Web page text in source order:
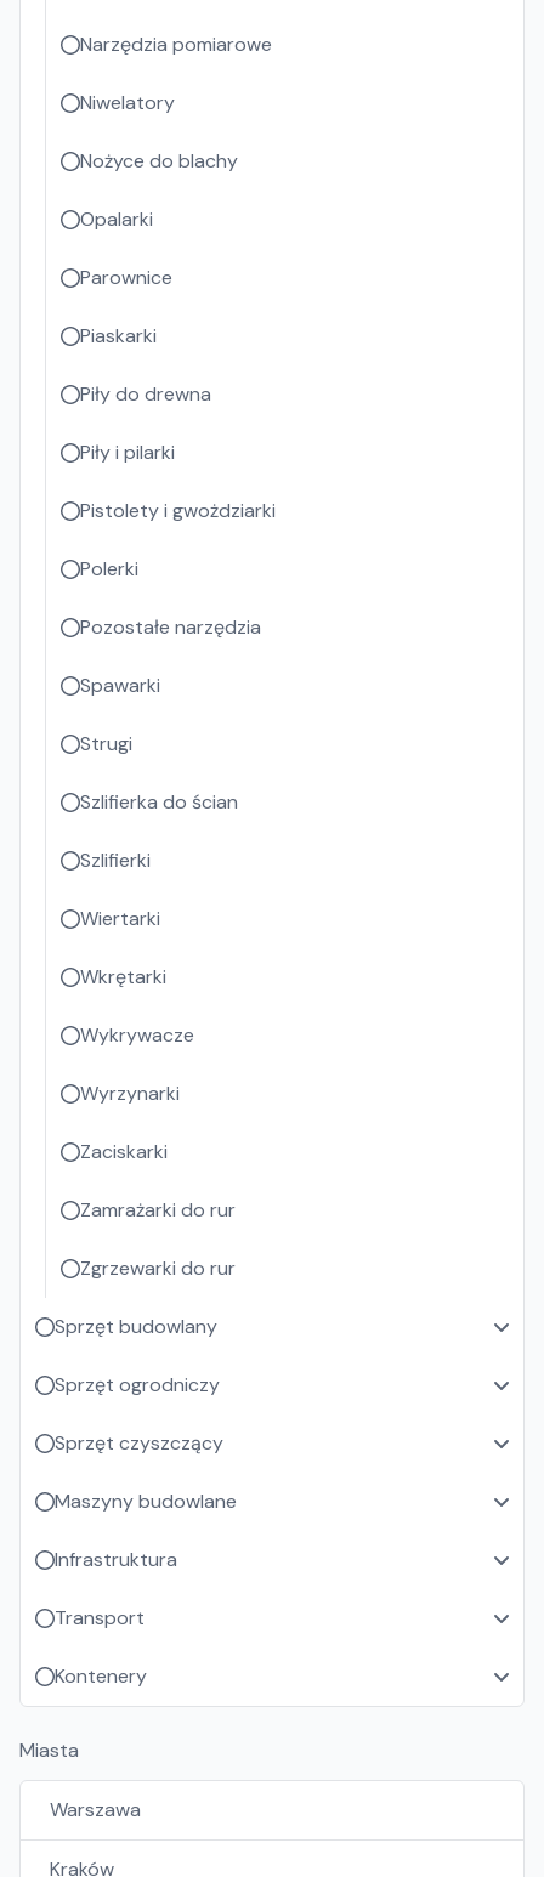
Narzędzia pomiarowe
Niwelatory
Nożyce do blachy
Opalarki
Parownice
Piaskarki
Piły do drewna
Piły i pilarki
Pistolety i gwożdziarki
Polerki
Pozostałe narzędzia
Spawarki
Strugi
Szlifierka do ścian
Szlifierki
Wiertarki
Wkrętarki
Wykrywacze
Wyrzynarki
Zaciskarki
Zamrażarki do rur
Zgrzewarki do rur
Sprzęt budowlany
Sprzęt ogrodniczy
Sprzęt czyszczący
Maszyny budowlane
Infrastruktura
Transport
Kontenery
Miasta
Warszawa
Kraków